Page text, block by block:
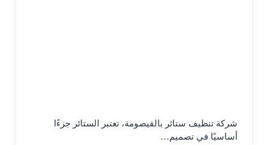
شركة تنظيف ستائر بالقيصومة، تعتبر الستائر جزءًا
أساسيًا في تصميم…